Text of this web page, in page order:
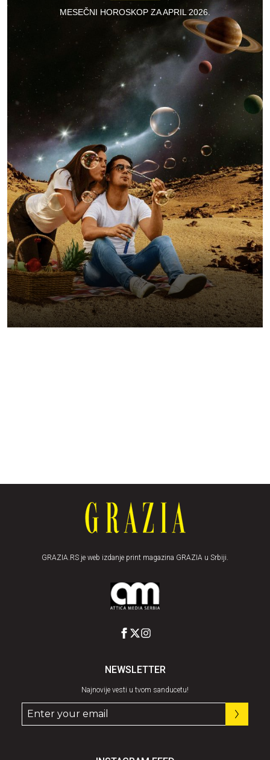
MESEČNI HOROSKOP ZA APRIL 2026.
GRAZIA.RS je web izdanje print magazina GRAZIA u Srbiji.
NEWSLETTER
Najnovije vesti u tvom sanducetu!